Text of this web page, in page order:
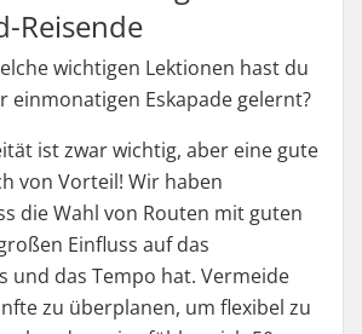
Reisende
wichtigen Lektionen hast du
einmonatigen Eskapade gelernt?
ist zwar wichtig, aber eine gute
von Vorteil! Wir haben
die Wahl von Routen mit guten
Einfluss auf das
und das Tempo hat. Vermeide
zu überplanen, um flexibel zu